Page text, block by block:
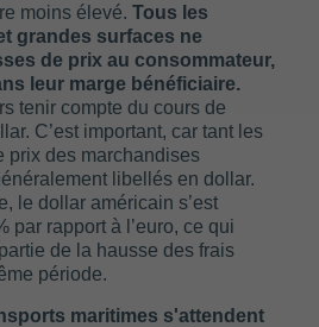
moins élevé. Tous les
grandes surfaces ne
de prix au consommateur,
leur marge bénéficiaire.
tenir compte du cours de
C’est important, car tant les
prix des marchandises
libellés en dollar.
le dollar américain s’est
par rapport à l’euro, ce qui
de la hausse des frais
période.
maritimes s'attendent